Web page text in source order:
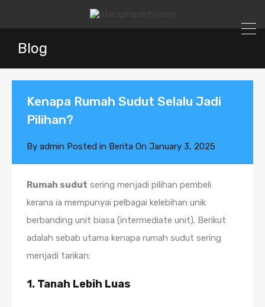
Blog
Kenapa Rumah Sudut Selalu Jadi
Pilihan?
By admin Posted in Berita On January 3, 2025
Rumah sudut sering menjadi pilihan pembeli
kerana ia mempunyai pelbagai kelebihan unik
berbanding unit biasa (intermediate unit). Berikut
adalah sebab utama kenapa rumah sudut sering
menjadi tarikan:
1. Tanah Lebih Luas